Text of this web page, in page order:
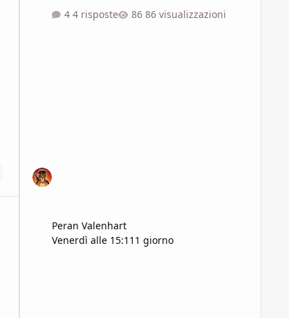
4 risposte
86 visualizzazioni
Peran Valenhart
Venerdì alle 15:11 1 giorno